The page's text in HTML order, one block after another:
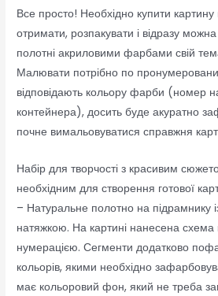
Все просто! Необхідно купити
отримати, розпакувати і відразу
полотні акриловими фарбами свій
Малювати потрібно по
відповідають кольору фарби (номер
контейнера), досить буде акуратно
почне вимальовуватися справжня
Набір для творчості з красивим
необхідним для створення готової
– Натуральне полотно на підрамнику
натяжкою. На картині нанесена схема
нумерацією. Сегменти додатково
кольорів, якими необхідно
має кольоровий фон, який не треба